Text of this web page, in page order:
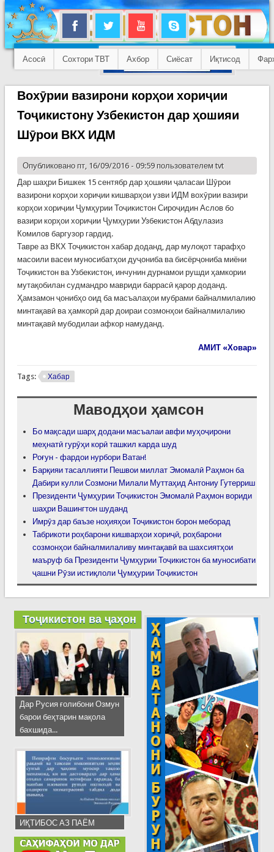
Асосӣ Сохтори ТВТ Ахбор Сиёсат Иқтисод
Вохӯрии вазирони корҳои хориҷии
Тоҷикистону Узбекистон дар ҳошияи
Шӯрои ВКХ ИДМ
Опубликовано пт, 16/09/2016 - 09:59 пользователем tvt
Дар шаҳри Бишкек 15 сентябр дар ҳошияи ҷаласаи Шӯрои
вазирони корҳои хориҷии кишварҳои узви ИДМ вохӯрии вазири
корҳои хориҷии Ҷумҳурии Тоҷикистон Сироҷидин Аслов бо
вазири корҳои хориҷии Ҷумҳурии Узбекистон Абдулазиз
Комилов баргузор гардид.
Тавре аз ВКХ Тоҷикистон хабар доданд, дар мулоқот тарафҳо
масоили васеи муносибатҳои дуҷониба ва бисёрҷониба миёни
Тоҷикистон ва Узбекистон, инчунин дурнамои рушди ҳамкории
мутақобилан судмандро мавриди баррасӣ қарор доданд.
Ҳамзамон ҷонибҳо оид ба масъалаҳои мубрами байналмилалию
минтақавӣ ва ҳамкорӣ дар доираи созмонҳои байналмилалию
минтақавӣ мубодилаи афкор намуданд.
АМИТ «Ховар»
Tags: Хабар
Маводҳои ҳамсон
Бо мақсади шарҳ додани масъалаи авфи муҳоҷирони
меҳнатӣ гурӯҳи корӣ ташкил карда шуд
Роғун - фардои нурбори Ватан!
Барқияи тасаллияти Пешвои миллат Эмомалӣ Раҳмон ба
Дабири кулли Созмони Милали Муттаҳид Антониу Гутерриш
Президенти Ҷумҳурии Тоҷикистон Эмомалӣ Раҳмон вориди
шаҳри Вашингтон шуданд
Имрӯз дар баъзе ноҳияҳои Тоҷикистон борон меборад
Табрикоти роҳбарони кишварҳои хориҷӣ, роҳбарони
созмонҳои байналмилаливу минтақавӣ ва шахсиятҳои
маъруф ба Президенти Ҷумҳурии Тоҷикистон ба муносибати
ҷашни Рӯзи истиқлоли Ҷумҳурии Тоҷикистон
Тоҷикистон ва ҷаҳон
Дар Русия ғолибони Озмун
барои беҳтарин мақола
бахшида...
ИҚТИБОС АЗ ПАЁМ